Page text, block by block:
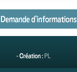
Demande d'informations
- Création :PL